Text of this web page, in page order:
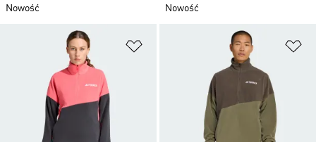
Nowość
Nowość
Dodaj do listy życzeń